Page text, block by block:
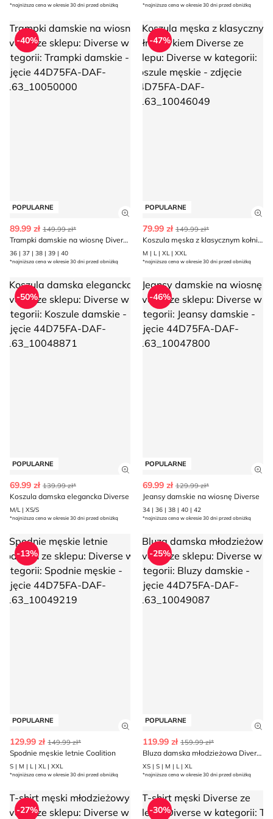
*najniższa cena w okresie 30 dni przed obniżką *najniższa cena w okresie 30 dni przed obniżką
damskie na wiosnę Diverse
POPULARNE
-40%
Zobacz szczegóły produktu
89.99 zł 149.99 zł*
Trampki damskie na wiosnę Diverse
36 | 37 | 38 | 39 | 40
*najniższa cena w okresie 30 dni przed obniżką
Koszula męska z klasycznym
POPULARNE
-47%
79.99 zł 149.99 zł*
Koszula męska z klasycznym kołnierzykiem Diverse
M | L | XL | XXL
*najniższa cena w okresie 30 dni przed obniżką
damska elegancka Diverse
POPULARNE
-50%
Zobacz szczegóły produktu
69.99 zł 139.99 zł*
Koszula damska elegancka Diverse
M/L | XS/S
*najniższa cena w okresie 30 dni przed obniżką
Jeansy damskie na wiosnę
POPULARNE
-46%
69.99 zł 129.99 zł*
Jeansy damskie na wiosnę Diverse
34 | 36 | 38 | 40 | 42
*najniższa cena w okresie 30 dni przed obniżką
męskie letnie Coalition
POPULARNE
-13%
Zobacz szczegóły produktu
129.99 zł 149.99 zł*
Spodnie męskie letnie Coalition
S | M | L | XL | XXL
*najniższa cena w okresie 30 dni przed obniżką
Bluza damska młodzieżowa
POPULARNE
-25%
119.99 zł 159.99 zł*
Bluza damska młodzieżowa Diverse
XS | S | M | L | XL
*najniższa cena w okresie 30 dni przed obniżką
shirt męski młodzieżowy Diverse
-27%
T-shirt męski Diverse
-30%